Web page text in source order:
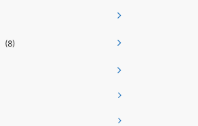
(8)